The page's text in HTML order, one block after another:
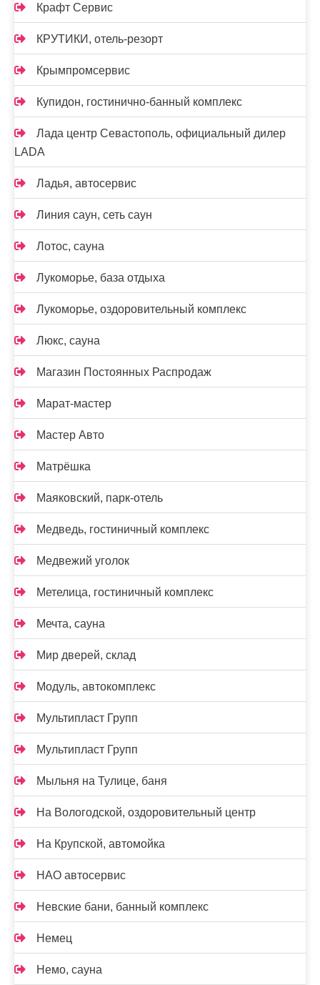
Крафт Сервис
КРУТИКИ, отель-резорт
Крымпромсервис
Купидон, гостинично-банный комплекс
Лада центр Севастополь, официальный дилер
LADA
Ладья, автосервис
Линия саун, сеть саун
Лотос, сауна
Лукоморье, база отдыха
Лукоморье, оздоровительный комплекс
Люкс, сауна
Магазин Постоянных Распродаж
Марат-мастер
Мастер Авто
Матрёшка
Маяковский, парк-отель
Медведь, гостиничный комплекс
Медвежий уголок
Метелица, гостиничный комплекс
Мечта, сауна
Мир дверей, склад
Модуль, автокомплекс
Мультипласт Групп
Мультипласт Групп
Мыльня на Тулице, баня
На Вологодской, оздоровительный центр
На Крупской, автомойка
НАО автосервис
Невские бани, банный комплекс
Немец
Немо, сауна